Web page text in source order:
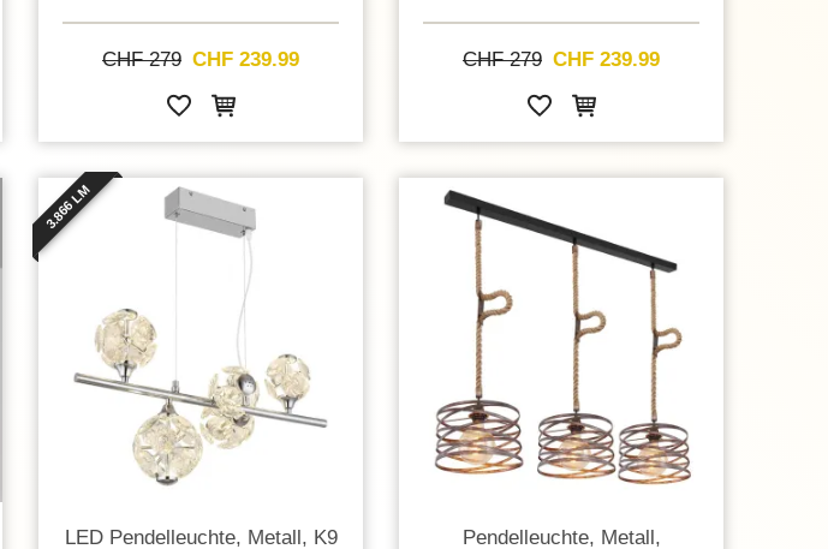
CHF 279 CHF 239.99 CHF 279 CHF 239.99
3.866 LM
LED Pendelleuchte, Metall, K9
Pendelleuchte, Metall,